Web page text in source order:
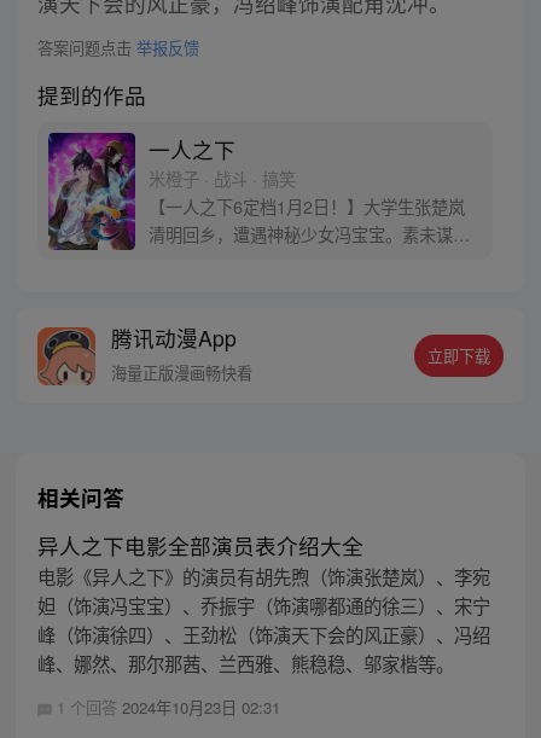
答案问题点击 举报反馈
提到的作品
一人之下
米橙子 · 战斗 · 搞笑
【一人之下6定档1月2日！】大学生张楚岚
清明回乡，遭遇神秘少女冯宝宝。素未谋面
密，张楚岚的生活被彻底颠覆，与冯宝宝一
同踏上“异人”之旅。
腾讯动漫App
海量正版漫画畅快看
立即下载
相关问答
异人之下电影全部演员表介绍大全
电影《异人之下》的演员有胡先煦（饰演张楚岚）、李宛
妲（饰演冯宝宝）、乔振宇（饰演哪都通的徐三）、宋宁
峰（饰演徐四）、王劲松（饰演天下会的风正豪）、冯绍
峰、娜然、那尔那茜、兰西雅、熊稳稳、邬家楷等。
1 个回答 2024年10月23日 02:31